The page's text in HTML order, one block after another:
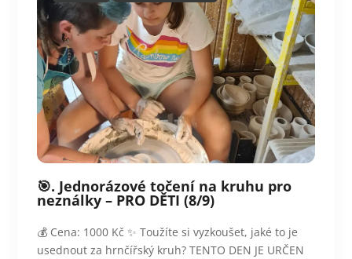
🎯. Jednorázové točení na kruhu pro
neználky – PRO DĚTI (8/9)
💰 Cena: 1000 Kč ✨ Toužíte si vyzkoušet, jaké to je
usednout za hrnčířský kruh? TENTO DEN JE URČEN